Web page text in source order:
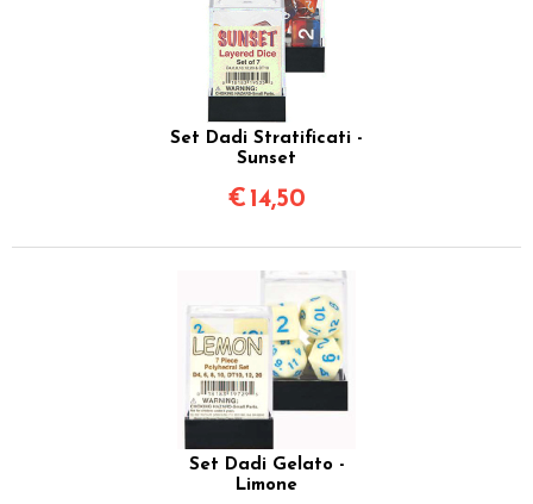
Set Dadi Stratificati -
Sunset
€ 14,50
Set Dadi Gelato -
Limone